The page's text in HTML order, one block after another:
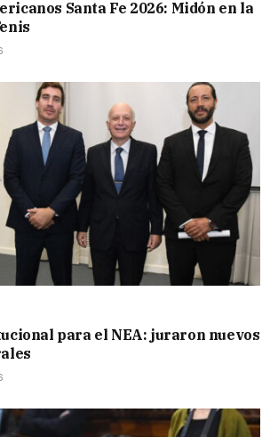
Santa Fe 2026: Midón en la
para el NEA: juraron nuevos